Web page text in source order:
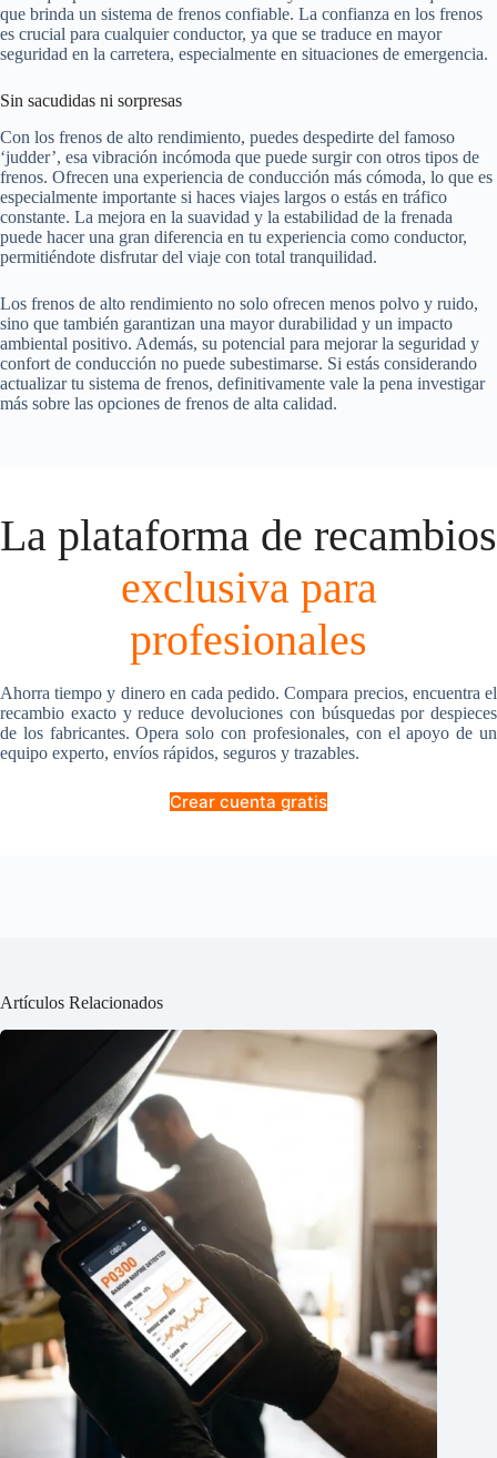
que brinda un sistema de frenos confiable. La confianza en los frenos
es crucial para cualquier conductor, ya que se traduce en mayor
seguridad en la carretera, especialmente en situaciones de emergencia.
Sin sacudidas ni sorpresas
Con los frenos de alto rendimiento, puedes despedirte del famoso
‘judder’, esa vibración incómoda que puede surgir con otros tipos de
frenos. Ofrecen una experiencia de conducción más cómoda, lo que es
especialmente importante si haces viajes largos o estás en tráfico
constante. La mejora en la suavidad y la estabilidad de la frenada
puede hacer una gran diferencia en tu experiencia como conductor,
permitiéndote disfrutar del viaje con total tranquilidad.
Los frenos de alto rendimiento no solo ofrecen menos polvo y ruido,
sino que también garantizan una mayor durabilidad y un impacto
ambiental positivo. Además, su potencial para mejorar la seguridad y
confort de conducción no puede subestimarse. Si estás considerando
actualizar tu sistema de frenos, definitivamente vale la pena investigar
más sobre las opciones de frenos de alta calidad.
La plataforma de recambios
exclusiva para
profesionales
Ahorra tiempo y dinero en cada pedido. Compara precios, encuentra el
recambio exacto y reduce devoluciones con búsquedas por despieces
de los fabricantes. Opera solo con profesionales, con el apoyo de un
equipo experto, envíos rápidos, seguros y trazables.
Crear cuenta gratis
Artículos Relacionados